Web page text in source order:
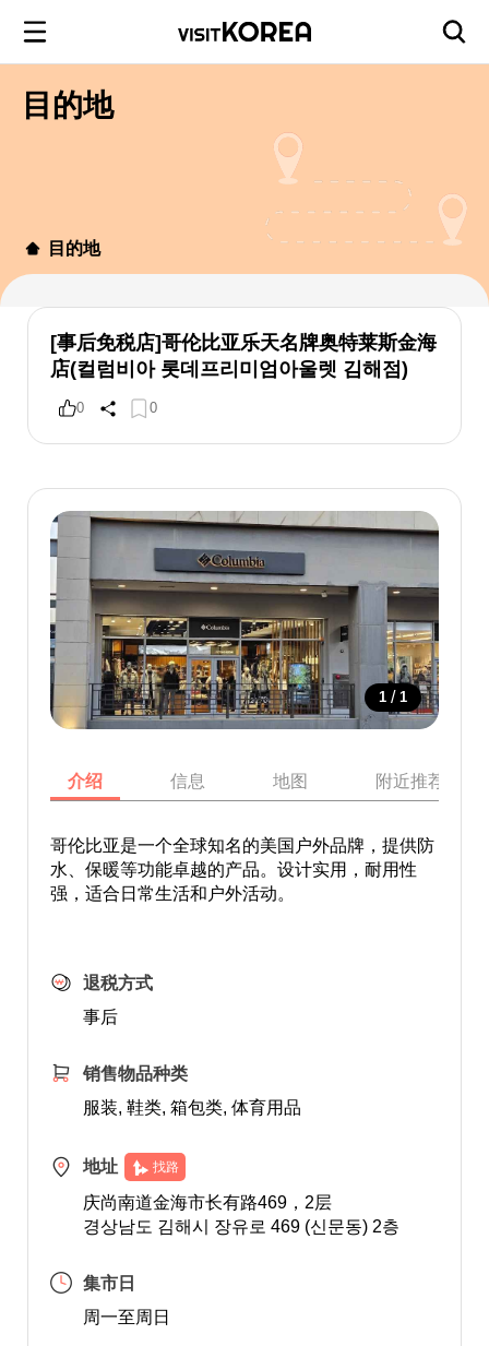
目的地
目的地
[事后免税店]哥伦比亚乐天名牌奥特莱斯金海
店(컬럼비아 롯데프리미엄아울렛 김해점)
0 0
1 / 1
介绍 信息 地图 附近推荐景点
哥伦比亚是一个全球知名的美国户外品牌，提供防
水、保暖等功能卓越的产品。设计实用，耐用性
强，适合日常生活和户外活动。
退税方式
事后
销售物品种类
服装, 鞋类, 箱包类, 体育用品
地址 找路
庆尚南道金海市长有路469，2层
경상남도 김해시 장유로 469 (신문동) 2층
集市日
周一至周日